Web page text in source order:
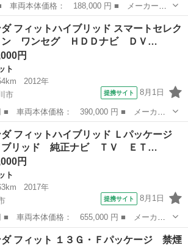
： フィット ■ グレード名： Ｌ ■ 排気
数： 5D ■ ミッション： CVT ■ 店舗...
フィット
フィットハイブリッド スマートセレク
ン ワンセグ ＨＤＤナビ ＤＶ…
円
ト
2012年
市
提携サイト 8月1日
： フィットハイブリッド ■ グレード
ション ワンセグ ＨＤＤナビ ＤＶＤ再生
フィット
フィットハイブリッド Ｌパッケージ
ブリッド 純正ナビ ＴＶ ＥＴ…
円
ト
2017年
提携サイト 8月1日
： フィットハイブリッド ■ グレード
イブリッド 純正ナビ ＴＶ ＥＴＣ バッ
ィット
フィット １３Ｇ・Ｆパッケージ 禁煙